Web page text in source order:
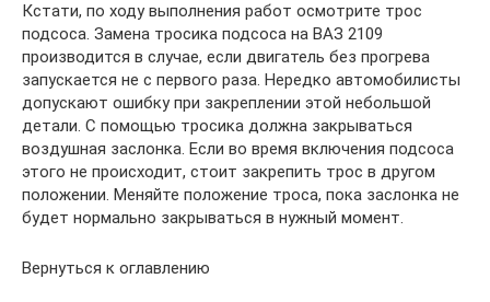
Кстати, по ходу выполнения работ осмотрите трос
подсоса. Замена тросика подсоса на ВАЗ 2109
производится в случае, если двигатель без прогрева
запускается не с первого раза. Нередко автомобилисты
допускают ошибку при закреплении этой небольшой
детали. С помощью тросика должна закрываться
воздушная заслонка. Если во время включения подсоса
этого не происходит, стоит закрепить трос в другом
положении. Меняйте положение троса, пока заслонка не
будет нормально закрываться в нужный момент.
Вернуться к оглавлению